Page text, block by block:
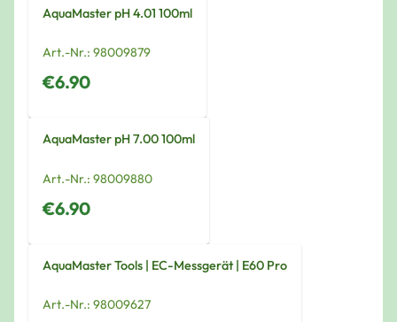
AquaMaster pH 4.01 100ml
Art.-Nr.: 98009879
€6.90
AquaMaster pH 7.00 100ml
Art.-Nr.: 98009880
€6.90
AquaMaster Tools | EC-Messgerät | E60 Pro
Art.-Nr.: 98009627